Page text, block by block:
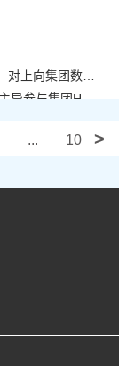
识别项目风
益制造咨询经
。
力强，能适应
上向集团数委
下向产业宣导
导参与集团HR
字化变革管理规
... 10 >